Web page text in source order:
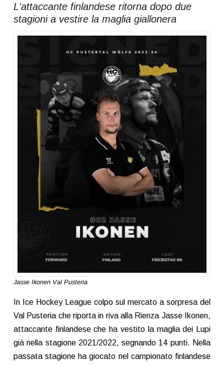
L'attaccante finlandese ritorna dopo due
stagioni a vestire la maglia giallonera
Jasse Ikonen Val Pusteria
In Ice Hockey League colpo sul mercato a sorpresa del
Val Pusteria che riporta in riva alla Rienza Jasse Ikonen,
attaccante finlandese che ha vestito la maglia dei Lupi
già nella stagione 2021/2022, segnando 14 punti. Nella
passata stagione ha giocato nel campionato finlandese